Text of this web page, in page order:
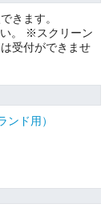
きます。
。 ※スクリーン
受付ができませ
ド用）